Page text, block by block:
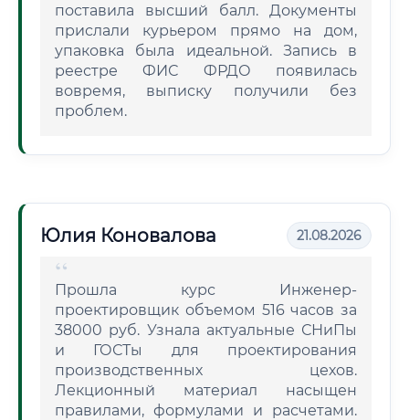
поставила высший балл. Документы
прислали курьером прямо на дом,
упаковка была идеальной. Запись в
реестре ФИС ФРДО появилась
вовремя, выписку получили без
проблем.
Юлия Коновалова 21.08.2026
Прошла курс Инженер-
проектировщик объемом 516 часов за
38000 руб. Узнала актуальные СНиПы
и ГОСТы для проектирования
производственных цехов.
Лекционный материал насыщен
правилами, формулами и расчетами.